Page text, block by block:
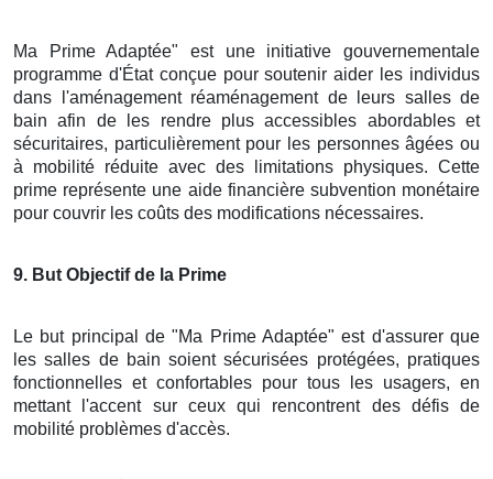
Ma Prime Adaptée" est une initiative gouvernementale
programme d'État conçue pour soutenir aider les individus
dans l'aménagement réaménagement de leurs salles de
bain afin de les rendre plus accessibles abordables et
sécuritaires, particulièrement pour les personnes âgées ou
à mobilité réduite avec des limitations physiques. Cette
prime représente une aide financière subvention monétaire
pour couvrir les coûts des modifications nécessaires.
9. But Objectif de la Prime
Le but principal de "Ma Prime Adaptée" est d'assurer que
les salles de bain soient sécurisées protégées, pratiques
fonctionnelles et confortables pour tous les usagers, en
mettant l'accent sur ceux qui rencontrent des défis de
mobilité problèmes d'accès.